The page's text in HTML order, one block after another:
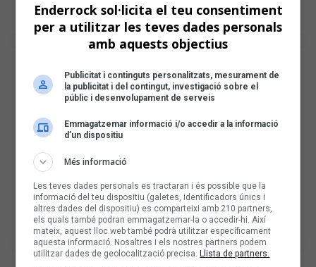
Enderrock sol·licita el teu consentiment
per a utilitzar les teves dades personals
amb aquests objectius
Publicitat i continguts personalitzats, mesurament de
la publicitat i del contingut, investigació sobre el
públic i desenvolupament de serveis
Emmagatzemar informació i/o accedir a la informació
d’un dispositiu
Més informació
Les teves dades personals es tractaran i és possible que la
informació del teu dispositiu (galetes, identificadors únics i
altres dades del dispositiu) es comparteixi amb 210 partners,
els quals també podran emmagatzemar-la o accedir-hi. Així
mateix, aquest lloc web també podrà utilitzar específicament
aquesta informació. Nosaltres i els nostres partners podem
utilitzar dades de geolocalització precisa.Llista de partners.